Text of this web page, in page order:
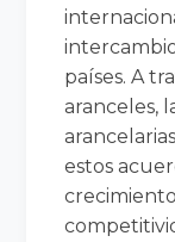
países. A
aranceles,
estos